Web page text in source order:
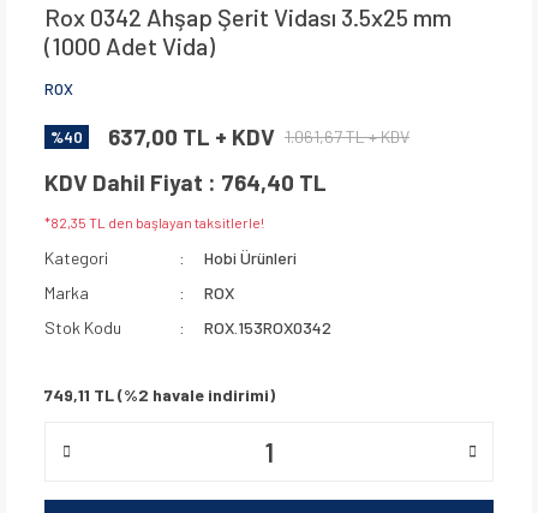
Rox 0342 Ahşap Şerit Vidası 3.5x25 mm
(1000 Adet Vida)
ROX
%40 637,00 TL + KDV 1.061,67 TL + KDV
KDV Dahil Fiyat : 764,40 TL
*82,35 TL den başlayan taksitlerle!
Kategori
Hobi Ürünleri
Marka
ROX
Stok Kodu
ROX.153ROX0342
749,11 TL (%2 havale indirimi)